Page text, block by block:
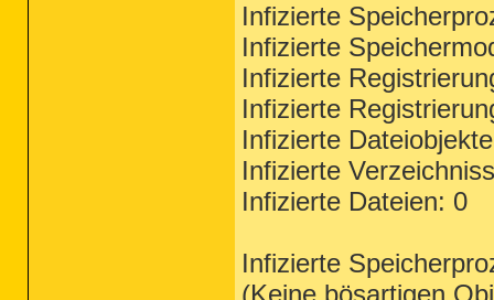
Infizierte
Infizierte
Infizierte
Infizierte
Infizierte
Infizierte
Infizierte Dateien: 0
Infizierte